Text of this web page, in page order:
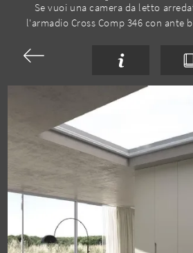
Se vuoi una camera da letto
l'armadio Cross Comp 346 con ante